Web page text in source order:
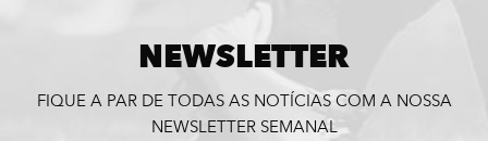
NEWSLETTER
FIQUE A PAR DE TODAS AS NOTÍCIAS COM A NOSSA
NEWSLETTER SEMANAL